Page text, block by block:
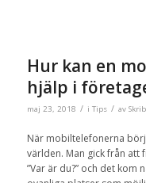
Hur kan en
hjälp i
maj 23, 2018 / i Tips / av
När mobiltelefonerna
världen. Man gick från att
”Var är du?” och det kom